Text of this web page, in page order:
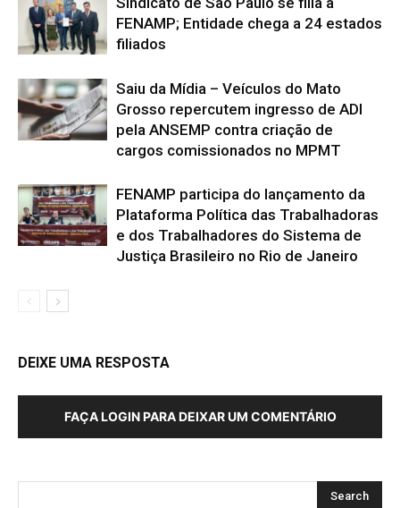
FENAMP; Entidade chega a 24 estados
filiados
Saiu da Mídia – Veículos do Mato
Grosso repercutem ingresso de ADI
pela ANSEMP contra criação de
cargos comissionados no MPMT
FENAMP participa do lançamento da
Plataforma Política das Trabalhadoras
e dos Trabalhadores do Sistema de
Justiça Brasileiro no Rio de Janeiro
DEIXE UMA RESPOSTA
FAÇA LOGIN PARA DEIXAR UM COMENTÁRIO